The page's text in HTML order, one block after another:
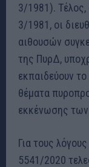
3/1981).
3/1981, οι
αιθουσών
της ΠυρΔ,
εκπαιδεύουν
θέματα
εκκένωσης
Για τους
5541/2020